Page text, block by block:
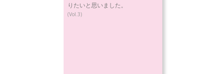
りたいと思いました。
(Vol.3)